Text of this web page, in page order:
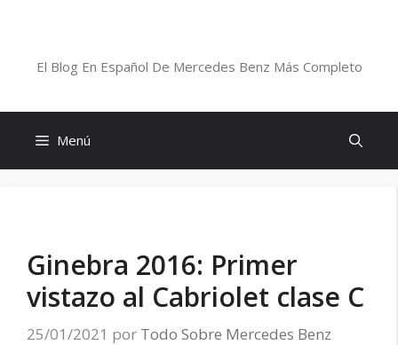
El Blog En Español De Mercedes Benz Más Completo
Menú
Ginebra 2016: Primer
vistazo al Cabriolet clase C
25/01/2021 por Todo Sobre Mercedes Benz